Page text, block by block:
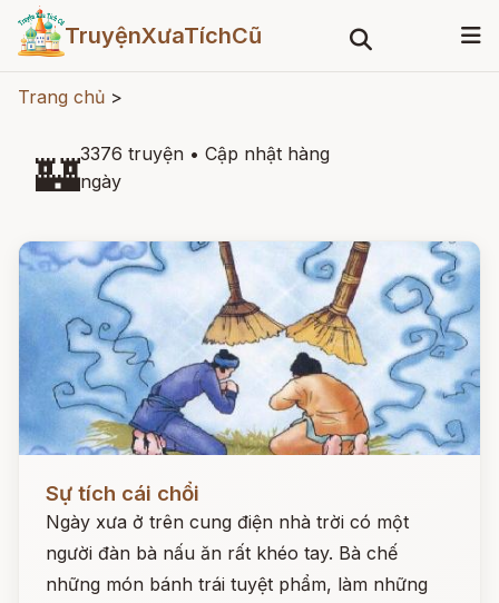
TruyệnXưaTíchCũ
Trang chủ >
🏰3376 truyện • Cập nhật hàng
ngày
Sự tích cái chổi
Ngày xưa ở trên cung điện nhà trời có một
người đàn bà nấu ăn rất khéo tay. Bà chế
những món bánh trái tuyệt phẩm, làm những